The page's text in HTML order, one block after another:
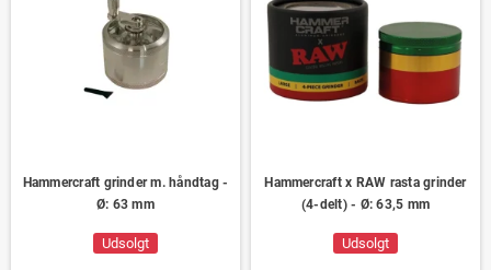
Hammercraft grinder m. håndtag -
Ø: 63 mm
Udsolgt
Hammercraft x RAW rasta grinder
(4-delt) - Ø: 63,5 mm
Udsolgt